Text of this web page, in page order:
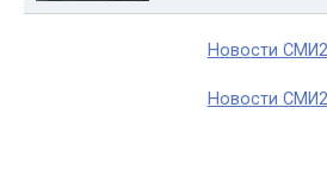
Новости СМИ2
Новости СМИ2